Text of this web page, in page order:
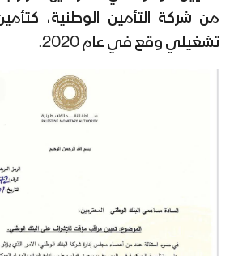
من شركة التأمين الوطنية،
تشغيلي وقع في عام 2020.